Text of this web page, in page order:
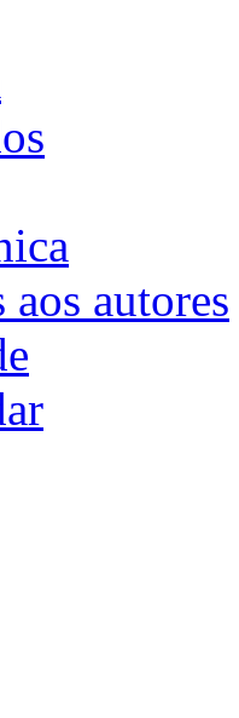
autores